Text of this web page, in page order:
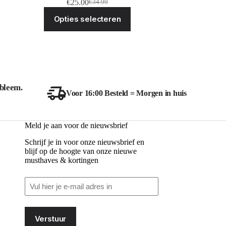
€34.99
Oorspronkelijke
prijs
was:
€34.99.
€25.00Huidige
prijs
is:
€25.00.
Opties selecteren
worden
Voor 16:00 Besteld = Morgen in huis
Meld je aan voor de nieuwsbrief
Schrijf je in voor onze nieuwsbrief en
blijf op de hoogte van onze nieuwe
musthaves & kortingen
(Vereist)